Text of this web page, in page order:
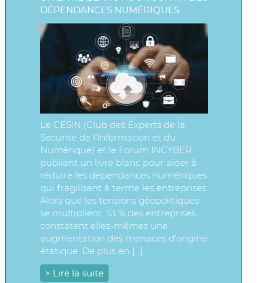
DÉPENDANCES NUMÉRIQUES
Le CESIN (Club des Experts de la
Sécurité de l’Information et du
Numérique) et le Forum INCYBER
publient un livre blanc pour aider à
réduire les dépendances numériques
qui fragilisent à terme les entreprises.
Alors que les tensions géopolitiques
se multiplient, 53 % des entreprises
constatent elles-mêmes une
augmentation des menaces d’origine
étatique. De plus en […]
> Lire la suite